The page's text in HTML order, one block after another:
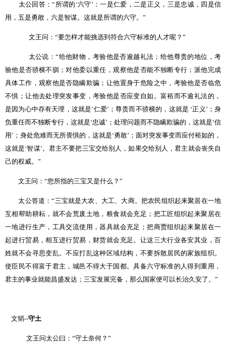
太公回答：“所谓的 ‘六守’ ：一是仁爱，二是正义，三是忠诚，四是信
用，五是勇敢，六是智谋。这就是所谓的六守。 ”
文王问： “要怎样才能挑选到符合六守标准的人才呢？ ”
太公说：“给他财物，考验他是否逾越礼法；给他尊贵的地位，考
验他是否骄横不驯；对他委以重任，观察他是否能不独断专行；派他完成
具体工作，观察他是否隐瞒欺骗；让他置身于危险之中，考验他是否临危
不惧；让他去处理突发事变，考验他是否应变自如。富裕而不逾礼法的，
是因为心中存有天理，这就是‘仁爱’ ；尊贵而不骄横的，这就是 ‘正义 ’ ；身
负重任而不独断专行，这就是‘忠诚’ ；处理问题而不隐瞒欺骗的，这就是‘信
用’；身处危难而无所畏惧的，这就是‘勇敢’；面对突发事变而应付裕如的，
这就是‘智谋’。君主不要把三宝交给别人，如果交给别人，君主就会丧失自
己的权威。 ”
文王问： “您所指的三宝又是什么？ ”
太公答道：“三宝就是大农、大工、大商。把农民组织起来聚居在一地
互相帮助耕耘，就不会荒废土地，粮食就会充足；把工匠组织起来聚居在
一地进行生产，工具交流使用，器具就会充足；把商贾组织起来聚居在一
起进行贸易，相互进行贸易，财货就会充足。让这三大行业各安其业，百
姓就不会寻思变乱。不应打乱这种区域结构，不要拆散居民的家族组织。
使臣民不得富于君主，城邑不得大于国都。具备六守标准的人得到重用，
君主的事业就能昌盛发达；三宝发展完备，那么国家便可以长治久安了。 ”
文韬--守土
文王问太公曰： “守土奈何？ ”